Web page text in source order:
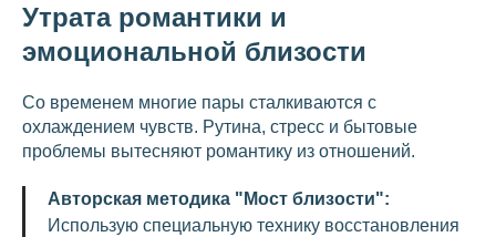
Утрата романтики и
эмоциональной близости
Со временем многие пары сталкиваются с
охлаждением чувств. Рутина, стресс и бытовые
проблемы вытесняют романтику из отношений.
Авторская методика "Мост близости":
Использую специальную технику восстановления